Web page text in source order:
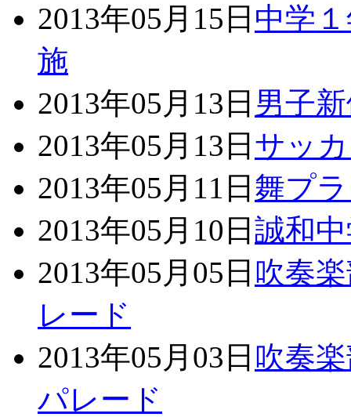
2013年05月15日 中学
施
2013年05月13日 男子
2013年05月13日 サッ
2013年05月11日 舞プ
2013年05月10日 誠和
2013年05月05日 吹奏
レード
2013年05月03日 吹奏
パレード